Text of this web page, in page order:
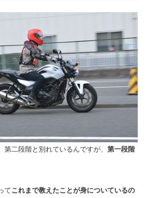
第二段階と別れているんですが、 第一段階
てこれまで教えたことが身についているの